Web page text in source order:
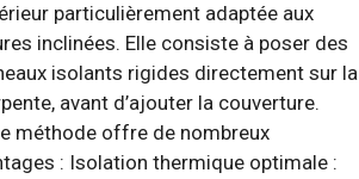
particulièrement adaptée aux
inclinées. Elle consiste à poser des
isolants rigides directement sur la
avant d’ajouter la couverture.
méthode offre de nombreux
: Isolation thermique optimale :